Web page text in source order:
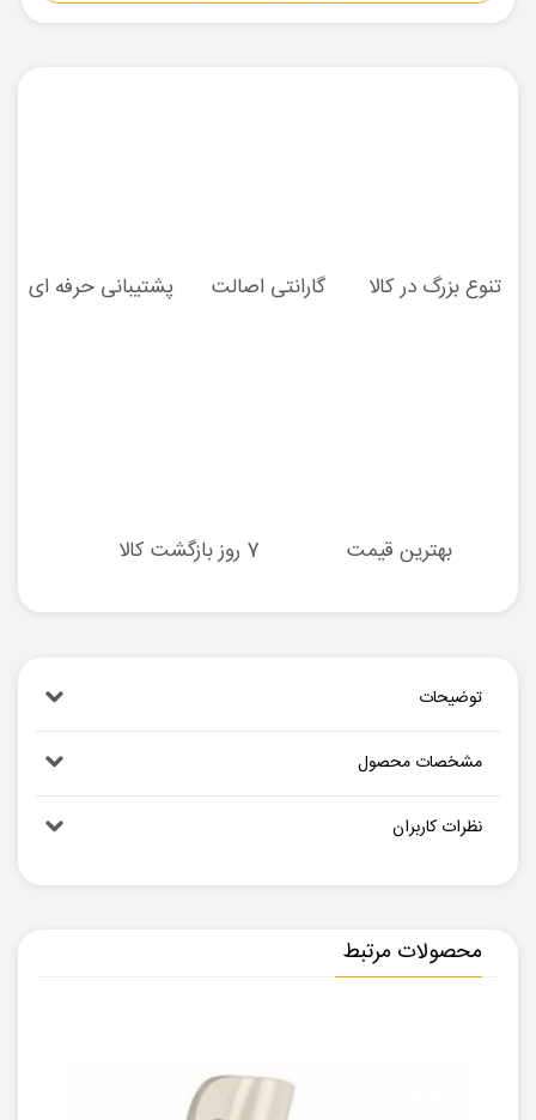
تنوع بزرگ در کالا گارانتی اصالت پشتیبانی حرفه ای
بهترین قیمت 7 روز بازگشت کالا
توضیحات
مشخصات محصول
نظرات کاربران
محصولات مرتبط